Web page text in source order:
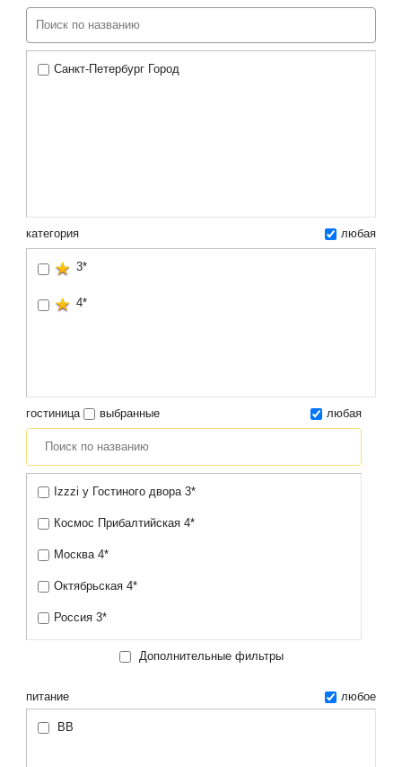
Санкт-Петербург Город
категория любая
3*
4*
гостиница выбранные любая
Izzzi у Гостиного двора 3*
Космос Прибалтийская 4*
Москва 4*
Октябрьская 4*
Россия 3*
Дополнительные фильтры
питание любое
BB